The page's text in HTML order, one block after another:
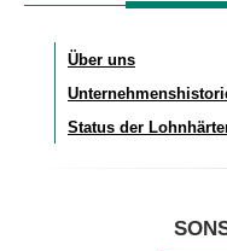
Über uns
Status der